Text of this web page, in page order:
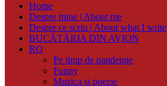
Home
Despre mine | About me
Despre ce scriu | About what I write
BUCĂTĂRIA DIN AVION
RO
Pe timp de pandemie
Funny
Muzica si poezie